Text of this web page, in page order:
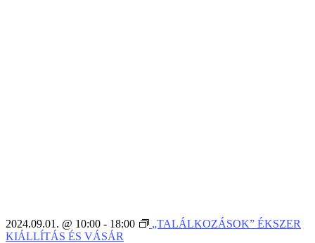
2024.09.01. @ 10:00 - 18:00
„TALÁLKOZÁSOK” ÉKSZER
KIÁLLÍTÁS ÉS VÁSÁR